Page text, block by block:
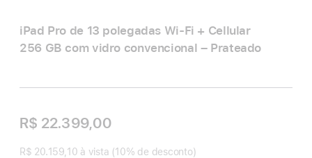
iPad Pro de 13 polegadas Wi‑Fi + Cellular
256 GB com vidro convencional – Prateado
R$ 22.399,00
R$ 20.159,10 à vista (10% de desconto)